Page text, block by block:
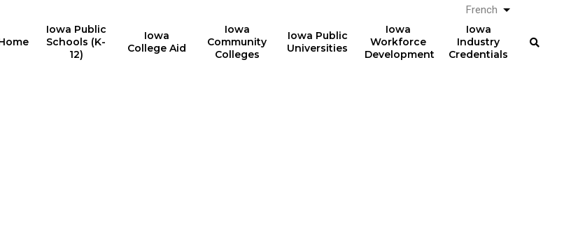
Iowa Public
Schools (K-
12)
Iowa
College Aid
Iowa
Community
Colleges
Iowa Public
Universities
Iowa
Workforce
Development
Iowa
Industry
Credentials
French Lister les